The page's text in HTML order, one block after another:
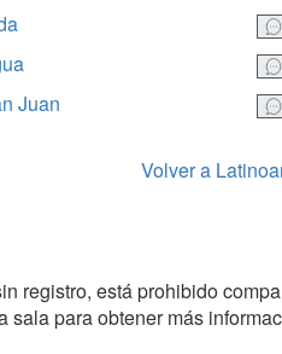
Juan
Volver a
registro, está prohibido
sala para obtener más